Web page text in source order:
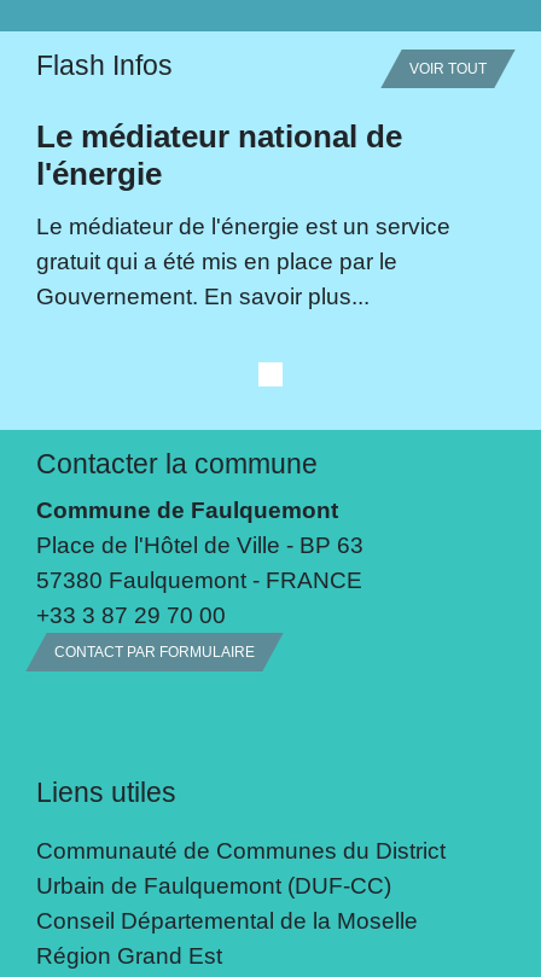
Flash Infos VOIR TOUT
Le médiateur national de
l'énergie
Le médiateur de l'énergie est un service
gratuit qui a été mis en place par le
Gouvernement. En savoir plus...
Contacter la commune
Commune de Faulquemont
Place de l'Hôtel de Ville - BP 63
57380 Faulquemont - FRANCE
+33 3 87 29 70 00
CONTACT PAR FORMULAIRE
Liens utiles
Communauté de Communes du District
Urbain de Faulquemont (DUF-CC)
Conseil Départemental de la Moselle
Région Grand Est